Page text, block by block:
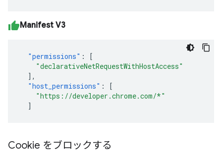
Manifest V3
"permissions" :
[
"declarativeNetRequestWithHostAccess"
],
"host_permissions" :
[
"https://developer.chrome.com/*"
]
Cookie をブロックする